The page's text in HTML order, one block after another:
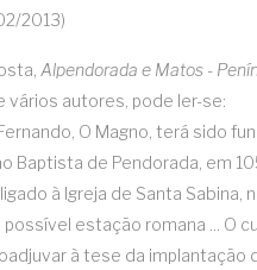
2013)
Alpendorada e Matos -
vários autores, pode ler-se:
O Magno, terá sido
Baptista de Pendorada, em
à Igreja de Santa Sabina,
estação romana ... O
à tese da implantação